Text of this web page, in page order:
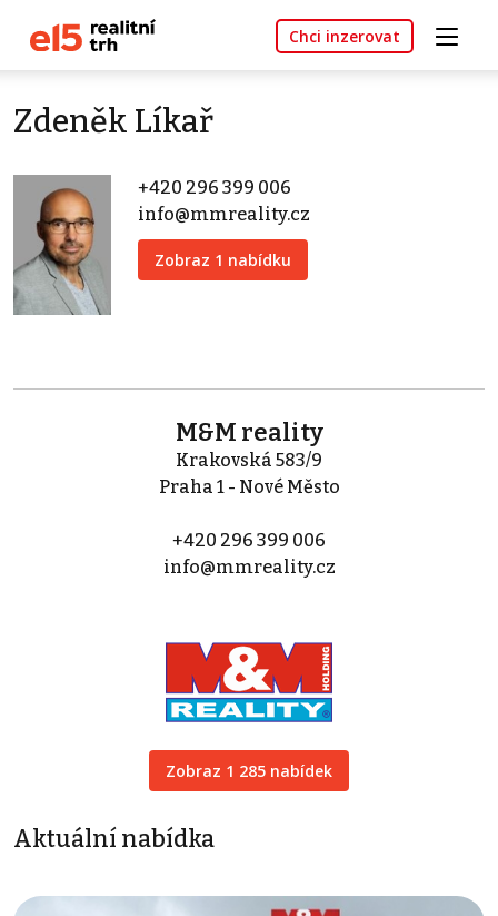
Chci inzerovat
Zdeněk Líkař
+420 296 399 006
info@mmreality.cz
Zobraz 1 nabídku
M&M reality
Krakovská 583/9
Praha 1 - Nové Město
+420 296 399 006
info@mmreality.cz
Zobraz 1 285 nabídek
Aktuální nabídka